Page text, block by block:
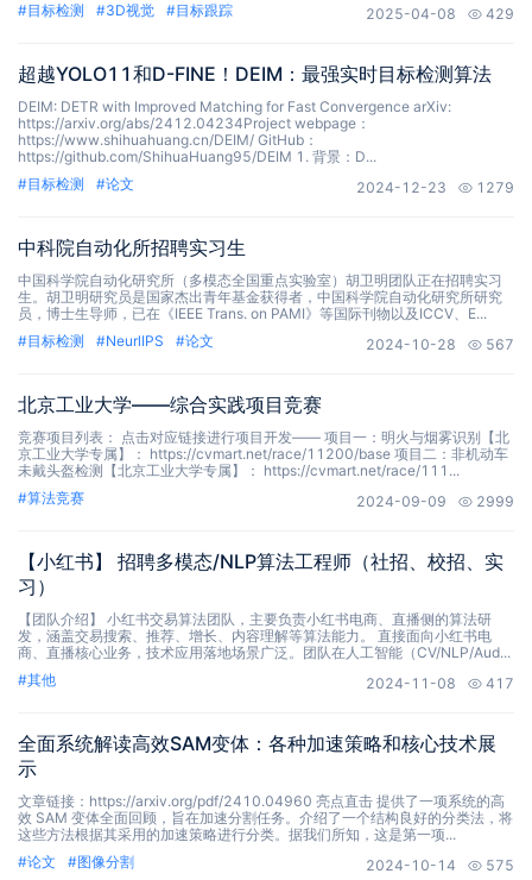
#目标检测 #3D视觉 #目标跟踪 2025-04-08 429
超越YOLO11和D-FINE！DEIM：最强实时目标检测算法
DEIM: DETR with Improved Matching for Fast Convergence arXiv:
https://arxiv.org/abs/2412.04234Project webpage：
https://www.shihuahuang.cn/DEIM/ GitHub：
https://github.com/ShihuaHuang95/DEIM 1. 背景：D...
#目标检测 #论文 2024-12-23 1279
中科院自动化所招聘实习生
中国科学院自动化研究所（多模态全国重点实验室）胡卫明团队正在招聘实习
生。胡卫明研究员是国家杰出青年基金获得者，中国科学院自动化研究所研究
员，博士生导师，已在《IEEE Trans. on PAMI》等国际刊物以及ICCV、E...
#目标检测 #NeurlIPS #论文 2024-10-28 567
北京工业大学——综合实践项目竞赛
竞赛项目列表： 点击对应链接进行项目开发—— 项目一：明火与烟雾识别【北
京工业大学专属】： https://cvmart.net/race/11200/base 项目二：非机动车
未戴头盔检测【北京工业大学专属】： https://cvmart.net/race/111...
#算法竞赛 2024-09-09 2999
【小红书】 招聘多模态/NLP算法工程师（社招、校招、实
习）
【团队介绍】 小红书交易算法团队，主要负责小红书电商、直播侧的算法研
发，涵盖交易搜索、推荐、增长、内容理解等算法能力。 直接面向小红书电
商、直播核心业务，技术应用落地场景广泛。团队在人工智能（CV/NLP/Aud...
#其他 2024-11-08 417
全面系统解读高效SAM变体：各种加速策略和核心技术展
示
文章链接：https://arxiv.org/pdf/2410.04960 亮点直击 提供了一项系统的高
效 SAM 变体全面回顾，旨在加速分割任务。介绍了一个结构良好的分类法，将
这些方法根据其采用的加速策略进行分类。据我们所知，这是第一项...
#论文 #图像分割 2024-10-14 575